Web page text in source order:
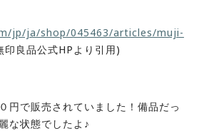
jp/ja/shop/045463/articles/muji-
良品公式HPより引用)
円で販売されていました！備品だっ
な状態でしたよ♪